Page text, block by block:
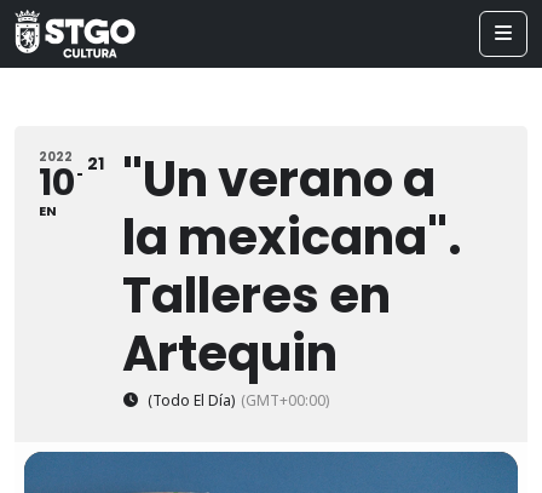
2022
10
EN
21
"Un verano a
la mexicana".
Talleres en
Artequin
(Todo El Día) (GMT+00:00)